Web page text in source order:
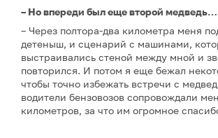
– Но впереди был еще второй медведь…
– Через полтора-два километра меня
детеныш, и сценарий с машинами,
выстраивались стеной между мной и
повторился. И потом я еще бежал
чтобы точно избежать встречи с
водители бензовозов сопровождали
километров, за что им огромное